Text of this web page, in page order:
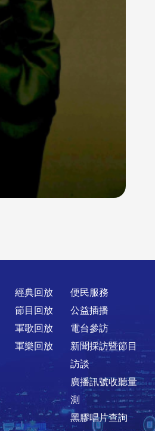
經典回放
節目回放
軍歌回放
軍樂回放
便民服務
公益插播
電台參訪
新聞採訪暨節目
訪談
廣播訊號收聽量
測
黑膠唱片查詢